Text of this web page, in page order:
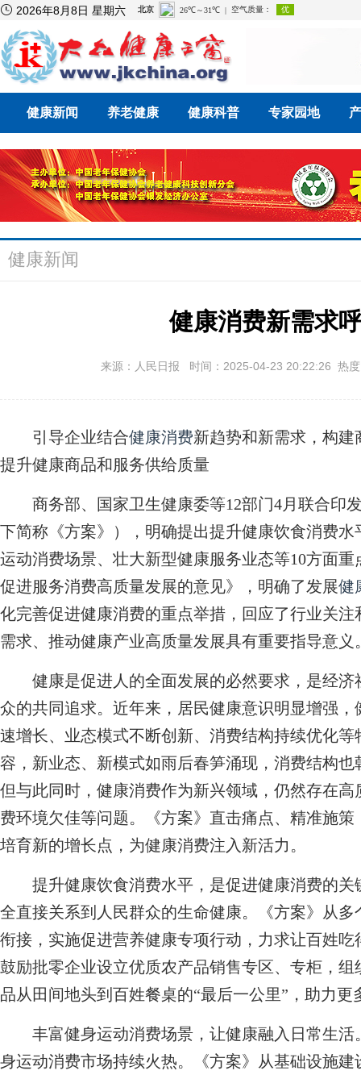
 2026年8月8日 星期六
健康新闻 养老健康 健康科普 专家园地
健康新闻
健康消费新需求
来源：人民日报 时间：2025-04-23 20:22:26 热
引导企业结合健康消费新趋势和新需求，构
提升健康商品和服务供给质量
商务部、国家卫生健康委等12部门4月联合印
下简称《方案》），明确提出提升健康饮食消费
运动消费场景、壮大新型健康服务业态等10方面
促进服务消费高质量发展的意见》，明确了发展健
化完善促进健康消费的重点举措，回应了行业关
需求、推动健康产业高质量发展具有重要指导意义
健康是促进人的全面发展的必然要求，是经济
众的共同追求。近年来，居民健康意识明显增强
速增长、业态模式不断创新、消费结构持续优化
容，新业态、新模式如雨后春笋涌现，消费结构
但与此同时，健康消费作为新兴领域，仍然存在
费环境欠佳等问题。《方案》直击痛点、精准施
培育新的增长点，为健康消费注入新活力。
提升健康饮食消费水平，是促进健康消费的关
全直接关系到人民群众的生命健康。《方案》从
衔接，实施促进营养健康专项行动，力求让百姓
鼓励批零企业设立优质农产品销售专区、专柜，
品从田间地头到百姓餐桌的“最后一公里”，助力
丰富健身运动消费场景，让健康融入日常生活
身运动消费市场持续火热。《方案》从基础设施